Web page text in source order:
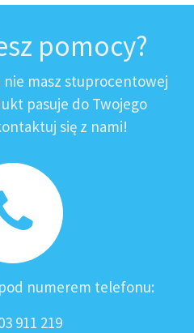
pomocy?
masz stuprocentowej
pasuje do Twojego
się z nami!
numerem telefonu:
911 219